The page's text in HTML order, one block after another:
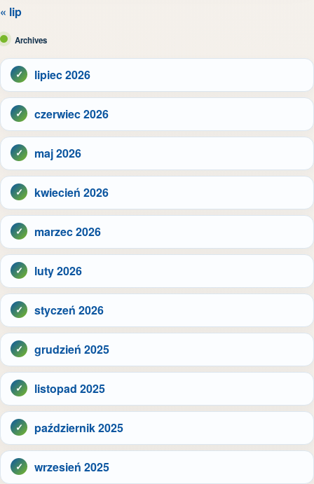
« lip
Archives
lipiec 2026
czerwiec 2026
maj 2026
kwiecień 2026
marzec 2026
luty 2026
styczeń 2026
grudzień 2025
listopad 2025
październik 2025
wrzesień 2025